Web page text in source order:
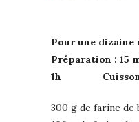
Pour une
Préparation :
1h Cuisson :
300 g de farine de